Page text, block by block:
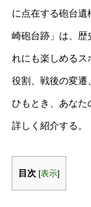
に点在する砲台遺
崎砲台跡」は、歴
れにも楽しめるス
役割、戦後の変
ひもとき、あなた
詳しく紹介する。
目次 [表示]